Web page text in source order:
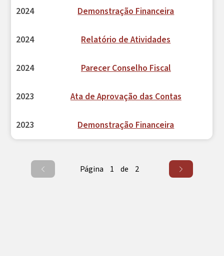
2024 Demonstração Financeira
2024 Relatório de Atividades
2024 Parecer Conselho Fiscal
2023 Ata de Aprovação das Contas
2023 Demonstração Financeira
Página 1 de 2